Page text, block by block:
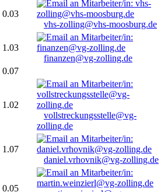
0.03
vhs-zolling@vhs-moosburg.de
1.03
finanzen@vg-zolling.de
0.07
1.02
vollstreckungsstelle@vg-
zolling.de
1.07
daniel.vrhovnik@vg-zolling.de
0.05